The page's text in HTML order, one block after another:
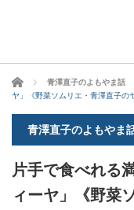
ホーム 青澤直子のよもやま話
ヤ」《野菜ソムリエ・青澤直子の
青澤直子のよもやま
片手で食べれる
ィーヤ」《野菜